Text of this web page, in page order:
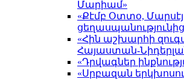
Մարիամ»
«Քէմբ Օտտօ,
«Հին աշխարհի
Հայաստան-
«Դրվագներ
«Սրբազան